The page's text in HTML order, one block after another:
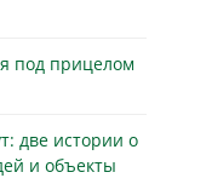
под прицелом
две истории о
и объекты